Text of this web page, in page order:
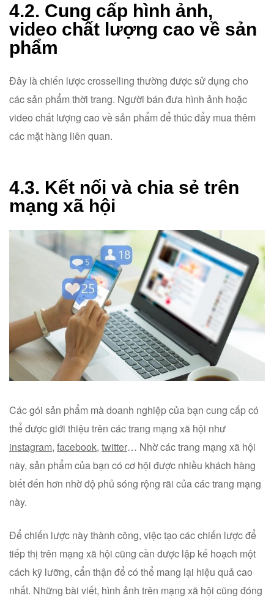
4.2. Cung cấp hình ảnh,
video chất lượng cao về sản
phẩm
Đây là chiến lược crosselling thường được sử dụng cho
các sản phẩm thời trang. Người bán đưa hình ảnh hoặc
video chất lượng cao về sản phẩm để thúc đẩy mua thêm
các mặt hàng liên quan.
4.3. Kết nối và chia sẻ trên
mạng xã hội
Các gói sản phẩm mà doanh nghiệp của bạn cung cấp có
thể được giới thiệu trên các trang mạng xã hội như
instagram, facebook, twitter… Nhờ các trang mạng xã hội
này, sản phẩm của bạn có cơ hội được nhiều khách hàng
biết đến hơn nhờ độ phủ sóng rộng rãi của các trang mạng
này.
Để chiến lược này thành công, việc tạo các chiến lược để
tiếp thị trên mạng xã hội cũng cần được lập kế hoạch một
cách kỹ lưỡng, cẩn thận để có thể mang lại hiệu quả cao
nhất. Những bài viết, hình ảnh trên mạng xã hội cũng đóng